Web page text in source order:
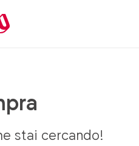
stai cercando!